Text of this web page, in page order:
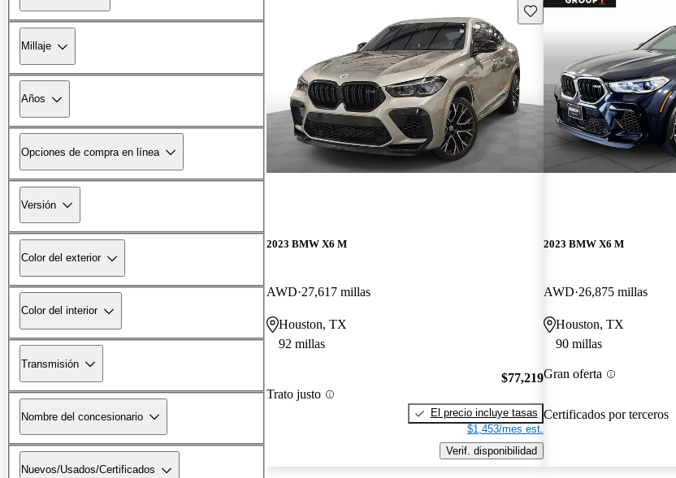
Millaje
Años
Opciones de compra en línea
Versión
Color del exterior
Color del interior
Transmisión
Nombre del concesionario
Nuevos/Usados/Certificados
Guarda este Aviso
2023 BMW X6 M
AWD 27,617 millas
Houston, TX
92 millas
Trato justo
$77,219
El precio incluye tasas
$1,453/mes est.
Verif. disponibilidad
2023 BMW X6 M
AWD 26,875 millas
Houston, TX
90 millas
Gran oferta
Certificados por terceros